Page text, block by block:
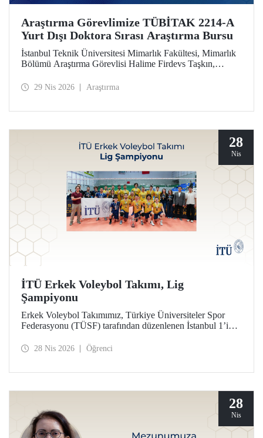
Araştırma Görevlimize TÜBİTAK 2214-A
Yurt Dışı Doktora Sırası Araştırma Bursu
İstanbul Teknik Üniversitesi Mimarlık Fakültesi, Mimarlık
Bölümü Araştırma Görevlisi Halime Firdevs Taşkın,
Bursu kapsamında desteklenmeye hak kazandı.
29 Nis 2026 Araştırma
28
Nis
İTÜ Erkek Voleybol Takımı, Lig
Şampiyonu
Erkek Voleybol Takımımız, Türkiye Üniversiteler Spor
Federasyonu (TÜSF) tarafından düzenlenen İstanbul 1’inci
28 Nis 2026 Öğrenci
28
Nis